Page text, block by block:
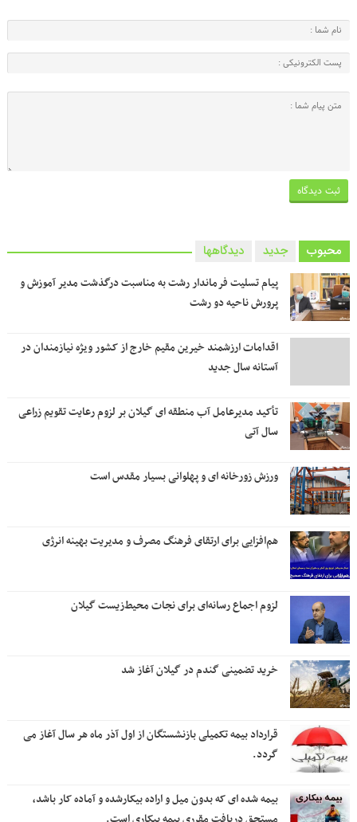
محبوب جدید دیدگاهها
پیام تسلیت فرماندار رشت به مناسبت درگذشت مدیر آموزش و
پرورش ناحیه دو رشت
اقدامات ارزشمند خیرین مقیم خارج از کشور ویژه نیازمندان در
آستانه سال جدید
تأکید مدیرعامل آب منطقه ای گیلان بر لزوم رعایت تقویم زراعی‌
سال آتی
ورزش زورخانه ای و پهلوانی بسیار مقدس است
هم‌افزایی برای ارتقای فرهنگ مصرف و مدیریت بهینه انرژی
لزوم اجماع رسانه‌ای برای نجات محیط‌زیست گیلان
خرید تضمینی گندم در گیلان آغاز شد
قرارداد بیمه تکمیلی بازنشستگان از اول آذر ماه هر سال آغاز می
گردد.
بیمه شده ای که بدون میل و اراده بیکارشده و آماده کار باشد،